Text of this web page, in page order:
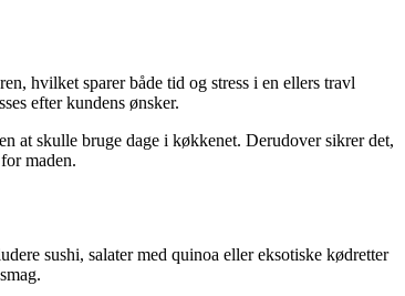
hvilket sparer både tid og stress i en ellers travl
efter kundens ønsker.
at skulle bruge dage i køkkenet. Derudover sikrer det,
maden.
sushi, salater med quinoa eller eksotiske kødretter